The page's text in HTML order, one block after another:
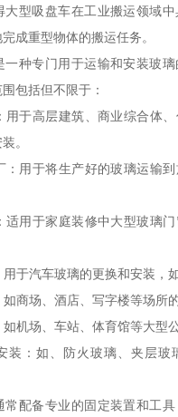
大型吸盘车在工业搬运领域中
成重型物体的搬运任务。
一种专门用于运输和安装玻
包括但不限于：
用于高层建筑、商业综合体
。
：用于将生产好的玻璃运输
适用于家庭装修中大型玻璃
于汽车玻璃的更换和安装，
商场、酒店、写字楼等场所
机场、车站、体育馆等大型
装：如、防火玻璃、夹层玻
常配备专业的固定装置和工